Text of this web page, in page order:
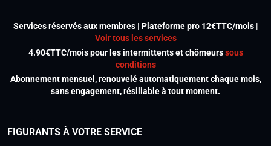
Services réservés aux membres | Plateforme pro 12€TTC/mois |
Voir tous les services
4.90€TTC/mois pour les intermittents et chômeurssous
conditions
Abonnement mensuel, renouvelé automatiquement chaque mois,
sans engagement, résiliable à tout moment.
FIGURANTS À VOTRE SERVICE